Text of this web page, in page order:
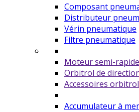
Composant
Distributeur
Vérin pneumatique
Filtre pneumatique
Moteur semi-rapide
Orbitrol de
Accessoires orbitrol
Accumulateur à